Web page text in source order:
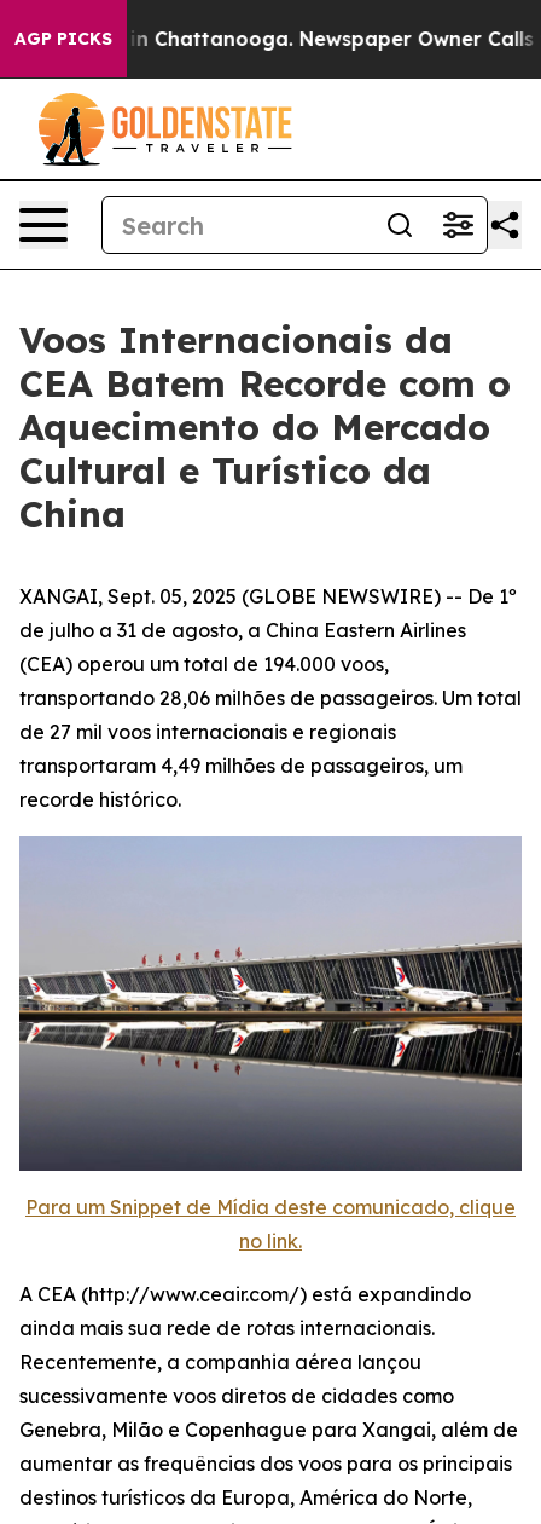
AGP PICKS
Chaos in Chattanooga. Newspaper Owner Calls
Voos Internacionais da
CEA Batem Recorde com o
Aquecimento do Mercado
Cultural e Turístico da
China
XANGAI, Sept. 05, 2025 (GLOBE NEWSWIRE) -- De 1º
de julho a 31 de agosto, a China Eastern Airlines
(CEA) operou um total de 194.000 voos,
transportando 28,06 milhões de passageiros. Um total
de 27 mil voos internacionais e regionais
transportaram 4,49 milhões de passageiros, um
recorde histórico.
Para um Snippet de Mídia deste comunicado, clique
no link.
A CEA (http://www.ceair.com/) está expandindo
ainda mais sua rede de rotas internacionais.
Recentemente, a companhia aérea lançou
sucessivamente voos diretos de cidades como
Genebra, Milão e Copenhague para Xangai, além de
aumentar as frequências dos voos para os principais
destinos turísticos da Europa, América do Norte,